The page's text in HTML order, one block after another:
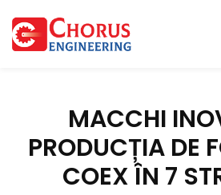
MACCHI
PRODUCȚIA DE
COEX ÎN 7